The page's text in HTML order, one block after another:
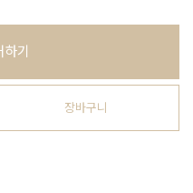
기
장바구니